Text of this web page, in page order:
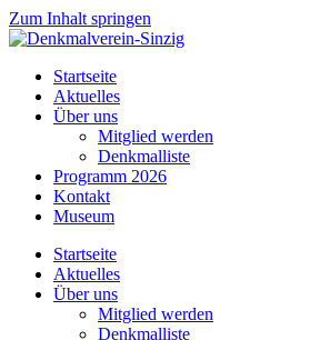
Zum Inhalt springen
Startseite
Aktuelles
Über uns
Mitglied werden
Denkmalliste
Programm 2026
Kontakt
Museum
Startseite
Aktuelles
Über uns
Mitglied werden
Denkmalliste